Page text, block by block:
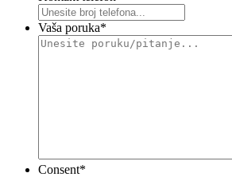
Vaša poruka*
Consent*